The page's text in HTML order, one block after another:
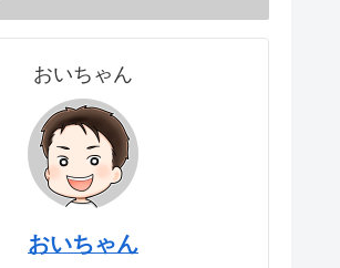
おいちゃん
おいちゃん